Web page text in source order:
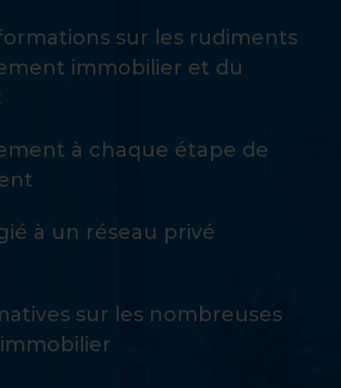
sur les rudiments
immobilier et du
à chaque étape de
à un réseau privé
sur les nombreuses